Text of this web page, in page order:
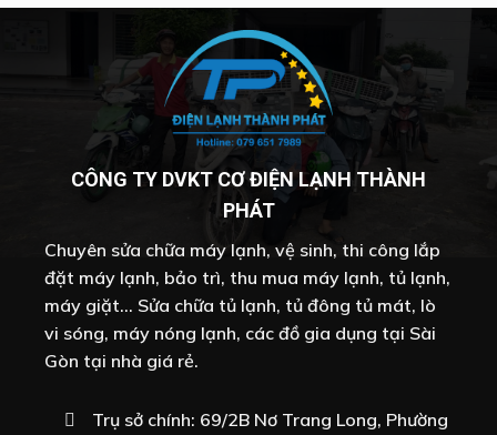
CÔNG TY DVKT CƠ ĐIỆN LẠNH THÀNH
PHÁT
Chuyên sửa chữa máy lạnh, vệ sinh, thi công lắp
đặt máy lạnh, bảo trì, thu mua máy lạnh, tủ lạnh,
máy giặt... Sửa chữa tủ lạnh, tủ đông tủ mát, lò
vi sóng, máy nóng lạnh, các đồ gia dụng tại Sài
Gòn tại nhà giá rẻ.
Trụ sở chính: 69/2B Nơ Trang Long, Phường